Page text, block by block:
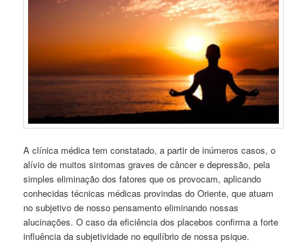
A clínica médica tem constatado, a partir de inúmeros casos, o
alívio de muitos sintomas graves de câncer e depressão, pela
simples eliminação dos fatores que os provocam, aplicando
conhecidas técnicas médicas provindas do Oriente, que atuam
no subjetivo de nosso pensamento eliminando nossas
alucinações. O caso da eficiência dos placebos confirma a forte
influência da subjetividade no equilíbrio de nossa psique.